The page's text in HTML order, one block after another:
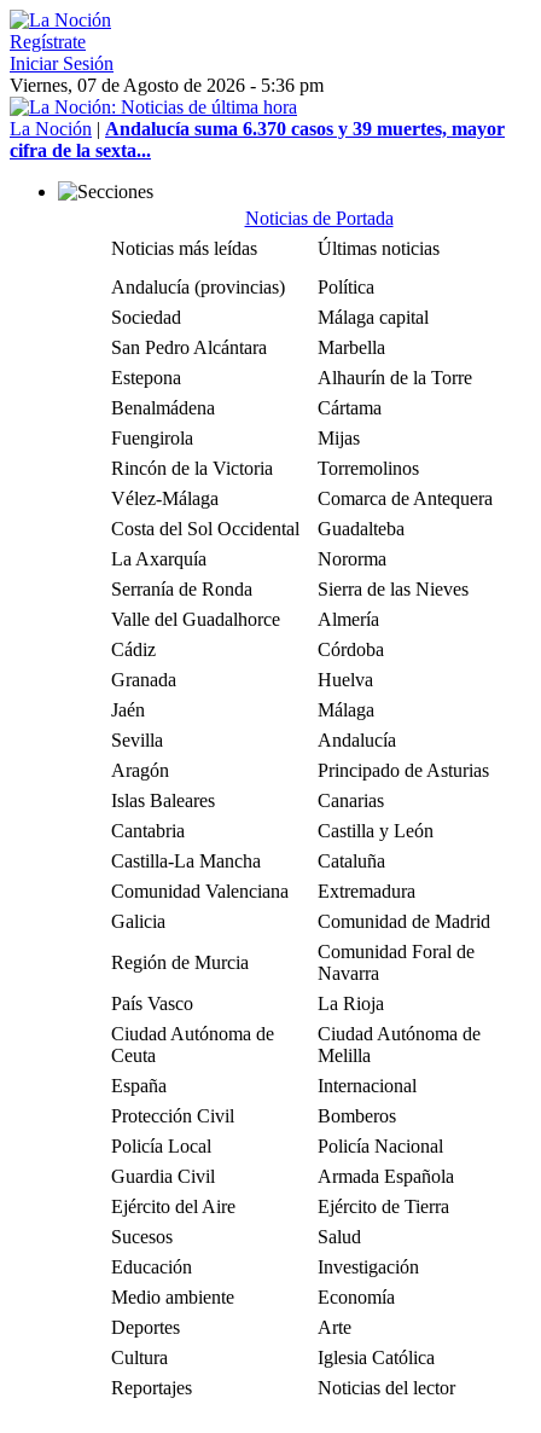
Regístrate
Iniciar Sesión
Viernes, 07 de Agosto de 2026 - 5:36 pm
La Noción | Andalucía suma 6.370 casos y 39 muertes, mayor
cifra de la sexta...
Noticias de Portada
Noticias más leídas
Últimas noticias
Andalucía (provincias)
Política
Sociedad
Málaga capital
San Pedro Alcántara
Marbella
Estepona
Alhaurín de la Torre
Benalmádena
Cártama
Fuengirola
Mijas
Rincón de la Victoria
Torremolinos
Vélez-Málaga
Comarca de Antequera
Costa del Sol Occidental
Guadalteba
La Axarquía
Nororma
Serranía de Ronda
Sierra de las Nieves
Valle del Guadalhorce
Almería
Cádiz
Córdoba
Granada
Huelva
Jaén
Málaga
Sevilla
Andalucía
Aragón
Principado de Asturias
Islas Baleares
Canarias
Cantabria
Castilla y León
Castilla-La Mancha
Cataluña
Comunidad Valenciana
Extremadura
Galicia
Comunidad de Madrid
Región de Murcia
Comunidad Foral de
Navarra
País Vasco
La Rioja
Ciudad Autónoma de
Ceuta
Ciudad Autónoma de
Melilla
España
Internacional
Protección Civil
Bomberos
Policía Local
Policía Nacional
Guardia Civil
Armada Española
Ejército del Aire
Ejército de Tierra
Sucesos
Salud
Educación
Investigación
Medio ambiente
Economía
Deportes
Arte
Cultura
Iglesia Católica
Reportajes
Noticias del lector